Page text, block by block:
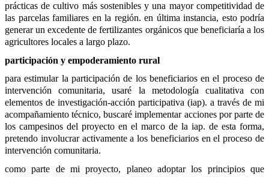
prácticas de cultivo más sostenibles y una mayor competitividad de
las parcelas familiares en la región. en última instancia, esto podría
generar un excedente de fertilizantes orgánicos que beneficiaría a los
agricultores locales a largo plazo.
participación y empoderamiento rural
para estimular la participación de los beneficiarios en el proceso de
intervención comunitaria, usaré la metodología cualitativa con
elementos de investigación-acción participativa (iap). a través de mi
acompañamiento técnico, buscaré implementar acciones por parte de
los campesinos del proyecto en el marco de la iap. de esta forma,
pretendo involucrar activamente a los beneficiarios en el proceso de
intervención comunitaria.
como parte de mi proyecto, planeo adoptar los principios que